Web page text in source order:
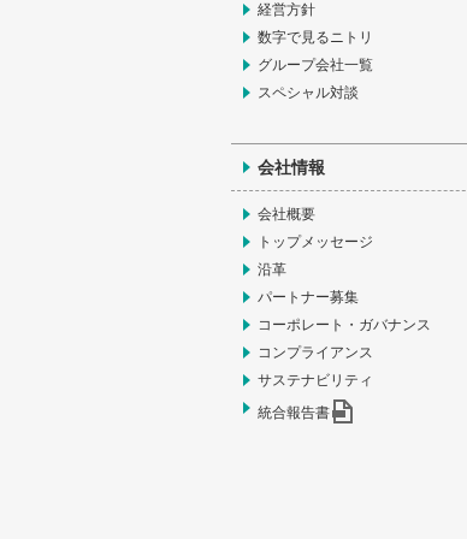
経営方針
数字で見るニトリ
グループ会社一覧
スペシャル対談
会社情報
会社概要
トップメッセージ
沿革
パートナー募集
コーポレート・ガバナンス
コンプライアンス
サステナビリティ
統合報告書